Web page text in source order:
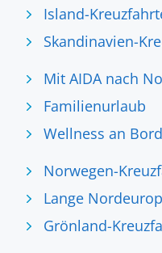
Island-
Skandinavien-
Mit AIDA nach
Familienurlaub
Wellness an
Norwegen-
Lange
Grönland-